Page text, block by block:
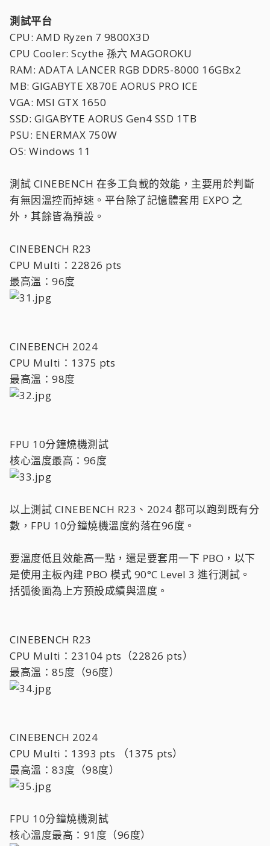
測試平台
CPU: AMD Ryzen 7 9800X3D
CPU Cooler: Scythe 孫六 MAGOROKU
RAM: ADATA LANCER RGB DDR5-8000 16GBx2
MB: GIGABYTE X870E AORUS PRO ICE
VGA: MSI GTX 1650
SSD: GIGABYTE AORUS Gen4 SSD 1TB
PSU: ENERMAX 750W
OS: Windows 11
測試 CINEBENCH 在多工負載的效能，主要用於判斷
有無因溫控而掉速。平台除了記憶體套用 EXPO 之
外，其餘皆為預設。
CINEBENCH R23
CPU Multi：22826 pts
最高溫：96度
CINEBENCH 2024
CPU Multi：1375 pts
最高溫：98度
FPU 10分鐘燒機測試
核心溫度最高：96度
以上測試 CINEBENCH R23、2024 都可以跑到既有分
數，FPU 10分鐘燒機溫度約落在96度。
要溫度低且效能高一點，還是要套用一下 PBO，以下
是使用主板內建 PBO 模式 90°C Level 3 進行測試。
括弧後面為上方預設成績與溫度。
CINEBENCH R23
CPU Multi：23104 pts（22826 pts）
最高溫：85度（96度）
CINEBENCH 2024
CPU Multi：1393 pts （1375 pts）
最高溫：83度（98度）
FPU 10分鐘燒機測試
核心溫度最高：91度（96度）